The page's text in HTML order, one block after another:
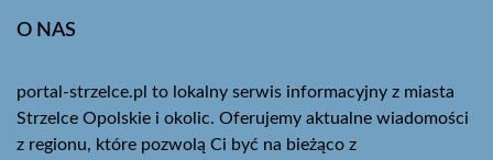
O NAS
portal-strzelce.pl to lokalny serwis informacyjny z miasta
Strzelce Opolskie i okolic. Oferujemy aktualne wiadomości
z regionu, które pozwolą Ci być na bieżąco z